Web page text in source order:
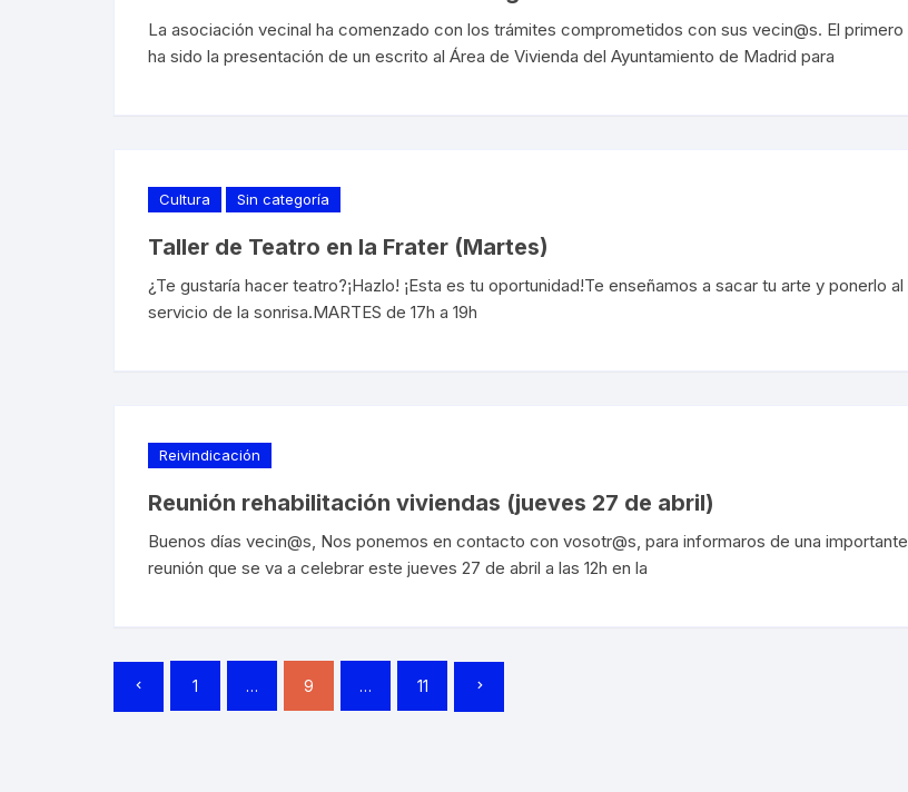
La asociación vecinal ha comenzado con los trámites comprometidos con sus vecin@s. El primero
ha sido la presentación de un escrito al Área de Vivienda del Ayuntamiento de Madrid para
Cultura Sin categoría
Taller de Teatro en la Frater (Martes)
¿Te gustaría hacer teatro?¡Hazlo! ¡Esta es tu oportunidad!Te enseñamos a sacar tu arte y ponerlo al
servicio de la sonrisa.MARTES de 17h a 19h
Reivindicación
Reunión rehabilitación viviendas (jueves 27 de abril)
Buenos días vecin@s, Nos ponemos en contacto con vosotr@s, para informaros de una importante
reunión que se va a celebrar este jueves 27 de abril a las 12h en la
Paginación
entradas
1 … 9 … 11